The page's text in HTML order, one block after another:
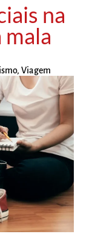
na
mala
, Viagem